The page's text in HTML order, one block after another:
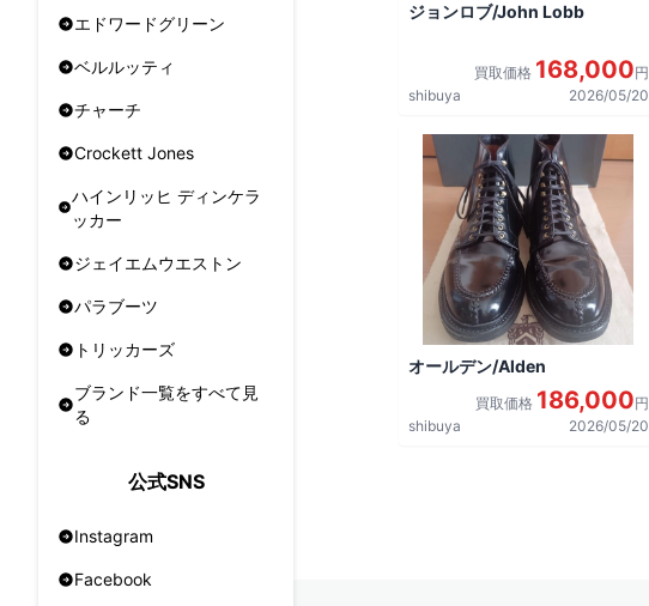
エドワードグリーン
ベルルッティ
チャーチ
Crockett Jones
ハインリッヒ ディンケラ
ッカー
ジェイエムウエストン
パラブーツ
トリッカーズ
ブランド一覧をすべて見
る
公式SNS
Instagram
Facebook
ジョンロブ/John Lobb
買取価格 168,000円
shibuya
2026/05/20
オールデン/Alden
買取価格 186,000円
shibuya
2026/05/20